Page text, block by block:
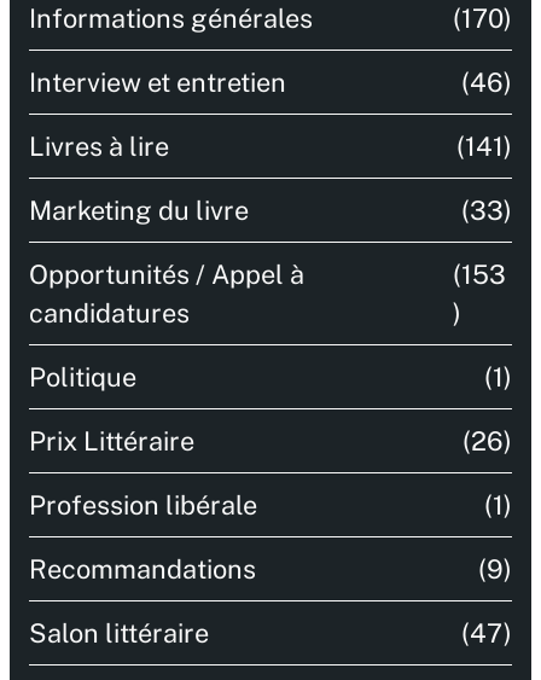
Informations générales (170)
Interview et entretien (46)
Livres à lire (141)
Marketing du livre (33)
Opportunités / Appel à
candidatures
(153
)
Politique (1)
Prix Littéraire (26)
Profession libérale (1)
Recommandations (9)
Salon littéraire (47)